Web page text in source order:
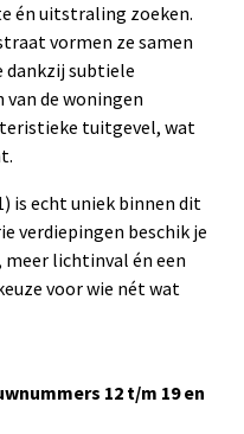
én uitstraling zoeken.
vormen ze samen
dankzij subtiele
van de woningen
tuitgevel, wat
is echt uniek binnen dit
verdiepingen beschik je
lichtinval én een
voor wie nét wat
12 t/m 19 en